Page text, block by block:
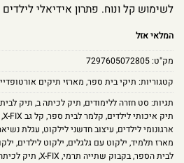
לשימוש קל ונוח. פתרון אידיאלי לילדים
המלאי אזל
מק"ט:7297605072805
קטגוריות: תיקי בית ספר, מארזי תיקים
תגיות: סט חזרה ללימודים, תיק לכיתה ב, תיק
תיק איכותי לילדים, קלמר לבית ספר, קל גב X-FIX ,
ארגונומי לילדים, עיצוב חדשני לילקוט, עגלת
מארז תלמיד, ילקוט עם גלגלים, ילקוט לילדים,
לבית הספר,בקבוק שתייה תרמי,
X-FIX
, תיק